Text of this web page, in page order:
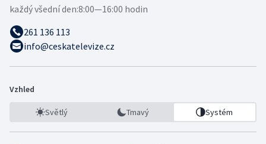
každý všední den:8:00—16:00 hodin
261 136 113
info@ceskatelevize.cz
Vzhled
Světlý Tmavý Systém